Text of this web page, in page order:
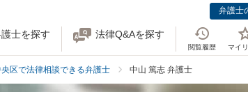
弁護士
士を探す 法律Q&Aを探す
閲覧履歴 マイ
央区で法律相談できる弁護士 中山 篤志 弁護士